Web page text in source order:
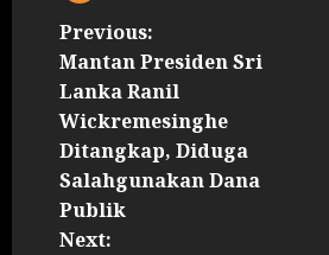
Previous:
Mantan Presiden Sri
Lanka Ranil
Wickremesinghe
Ditangkap, Diduga
Salahgunakan Dana
Publik
Next: